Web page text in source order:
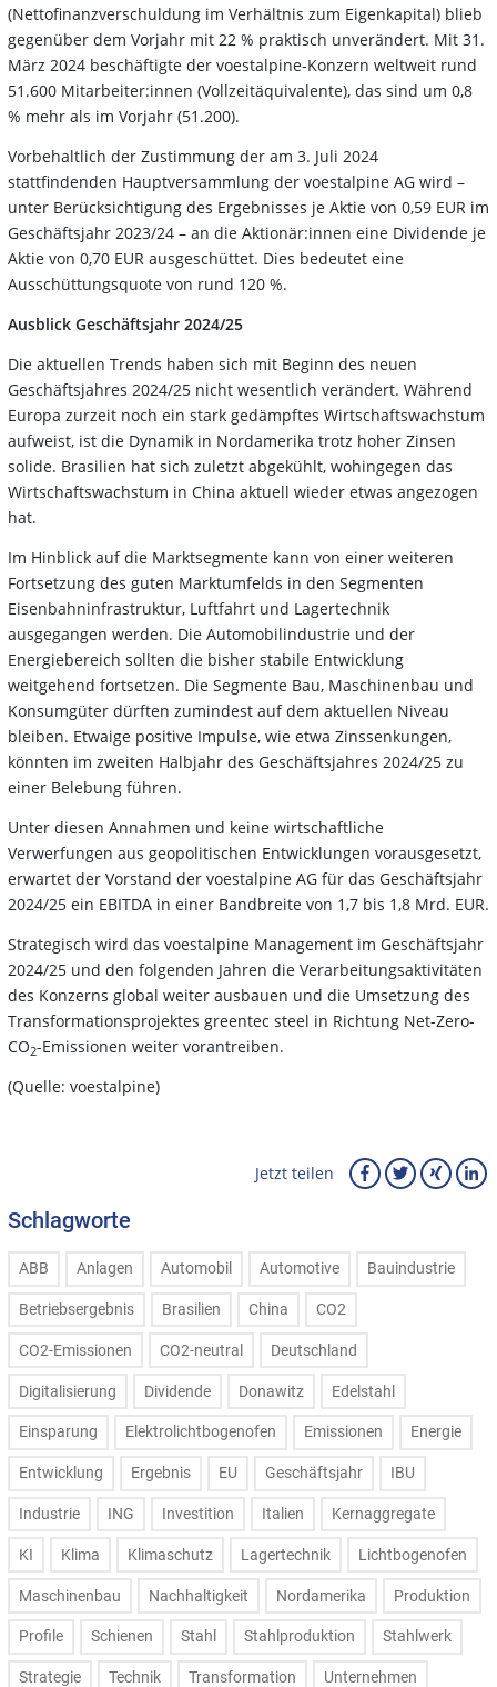
(Nettofinanzverschuldung im Verhältnis zum Eigenkapital) blieb
gegenüber dem Vorjahr mit 22 % praktisch unverändert. Mit 31.
März 2024 beschäftigte der voestalpine-Konzern weltweit rund
51.600 Mitarbeiter:innen (Vollzeitäquivalente), das sind um 0,8
% mehr als im Vorjahr (51.200).
Vorbehaltlich der Zustimmung der am 3. Juli 2024
stattfindenden Hauptversammlung der voestalpine AG wird –
unter Berücksichtigung des Ergebnisses je Aktie von 0,59 EUR im
Geschäftsjahr 2023/24 – an die Aktionär:innen eine Dividende je
Aktie von 0,70 EUR ausgeschüttet. Dies bedeutet eine
Ausschüttungsquote von rund 120 %.
Ausblick Geschäftsjahr 2024/25
Die aktuellen Trends haben sich mit Beginn des neuen
Geschäftsjahres 2024/25 nicht wesentlich verändert. Während
Europa zurzeit noch ein stark gedämpftes Wirtschaftswachstum
aufweist, ist die Dynamik in Nordamerika trotz hoher Zinsen
solide. Brasilien hat sich zuletzt abgekühlt, wohingegen das
Wirtschaftswachstum in China aktuell wieder etwas angezogen
hat.
Im Hinblick auf die Marktsegmente kann von einer weiteren
Fortsetzung des guten Marktumfelds in den Segmenten
Eisenbahninfrastruktur, Luftfahrt und Lagertechnik
ausgegangen werden. Die Automobilindustrie und der
Energiebereich sollten die bisher stabile Entwicklung
weitgehend fortsetzen. Die Segmente Bau, Maschinenbau und
Konsumgüter dürften zumindest auf dem aktuellen Niveau
bleiben. Etwaige positive Impulse, wie etwa Zinssenkungen,
könnten im zweiten Halbjahr des Geschäftsjahres 2024/25 zu
einer Belebung führen.
Unter diesen Annahmen und keine wirtschaftliche
Verwerfungen aus geopolitischen Entwicklungen vorausgesetzt,
erwartet der Vorstand der voestalpine AG für das Geschäftsjahr
2024/25 ein EBITDA in einer Bandbreite von 1,7 bis 1,8 Mrd. EUR.
Strategisch wird das voestalpine Management im Geschäftsjahr
2024/25 und den folgenden Jahren die Verarbeitungsaktivitäten
des Konzerns global weiter ausbauen und die Umsetzung des
Transformationsprojektes greentec steel in Richtung Net-Zero-
CO2-Emissionen weiter vorantreiben.
(Quelle: voestalpine)
Jetzt teilen
Schlagworte
ABB Anlagen Automobil Automotive Bauindustrie
Betriebsergebnis Brasilien China CO2
CO2-Emissionen CO2-neutral Deutschland
Digitalisierung Dividende Donawitz Edelstahl
Einsparung Elektrolichtbogenofen Emissionen Energie
Entwicklung Ergebnis EU Geschäftsjahr IBU
Industrie ING Investition Italien Kernaggregate
KI Klima Klimaschutz Lagertechnik Lichtbogenofen
Maschinenbau Nachhaltigkeit Nordamerika Produktion
Profile Schienen Stahl Stahlproduktion Stahlwerk
Strategie Technik Transformation Unternehmen